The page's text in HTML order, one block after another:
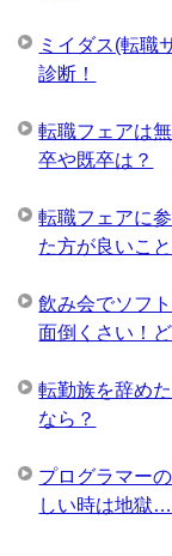
ミイダス(転職
診断！
転職フェアは
卒や既卒は？
転職フェアに
た方が良いこと
飲み会でソフ
面倒くさい！
転勤族を辞め
なら？
プログラマー
しい時は地獄…